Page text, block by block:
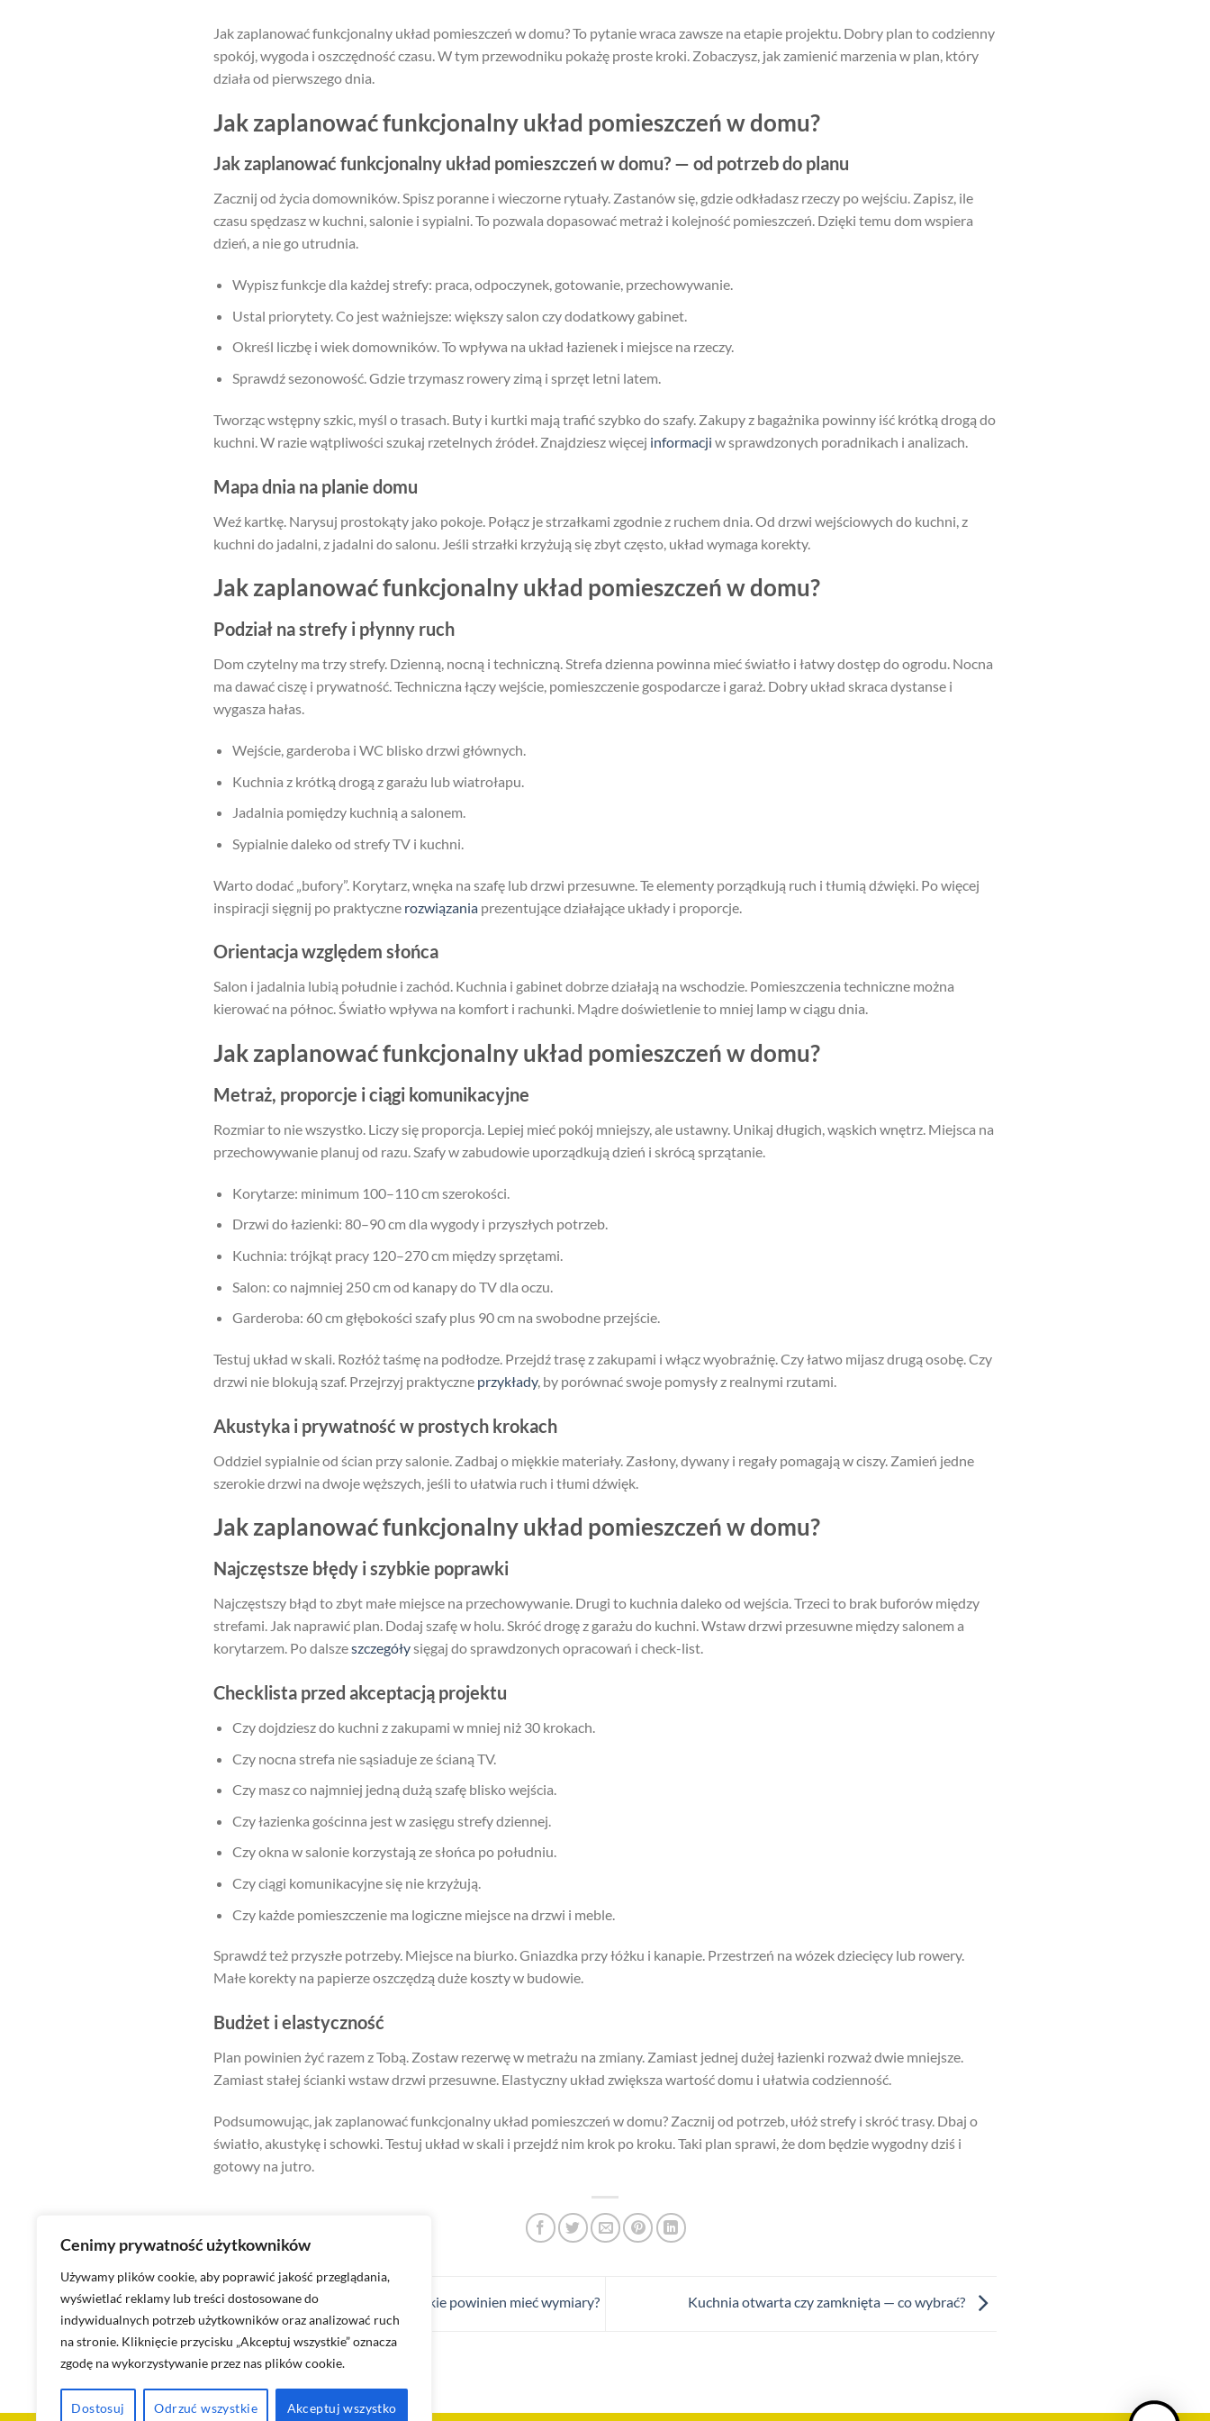
Cenimy prywatność użytkowników
Używamy plików cookie, aby poprawić jakość przeglądania,
wyświetlać reklamy lub treści dostosowane do
indywidualnych potrzeb użytkowników oraz analizować ruch
na stronie. Kliknięcie przycisku „Akceptuj wszystkie” oznacza
zgodę na wykorzystywanie przez nas plików cookie.
Dostosuj Odrzuć wszystkie Akceptuj wszystko
Jak zaplanować funkcjonalny układ pomieszczeń w domu? To pytanie wraca zawsze na etapie projektu. Dobry plan to codzienny
spokój, wygoda i oszczędność czasu. W tym przewodniku pokażę proste kroki. Zobaczysz, jak zamienić marzenia w plan, który
działa od pierwszego dnia.
Jak zaplanować funkcjonalny układ pomieszczeń w domu?
Jak zaplanować funkcjonalny układ pomieszczeń w domu? — od potrzeb do planu
Zacznij od życia domowników. Spisz poranne i wieczorne rytuały. Zastanów się, gdzie odkładasz rzeczy po wejściu. Zapisz, ile
czasu spędzasz w kuchni, salonie i sypialni. To pozwala dopasować metraż i kolejność pomieszczeń. Dzięki temu dom wspiera
dzień, a nie go utrudnia.
Wypisz funkcje dla każdej strefy: praca, odpoczynek, gotowanie, przechowywanie.
Ustal priorytety. Co jest ważniejsze: większy salon czy dodatkowy gabinet.
Określ liczbę i wiek domowników. To wpływa na układ łazienek i miejsce na rzeczy.
Sprawdź sezonowość. Gdzie trzymasz rowery zimą i sprzęt letni latem.
Tworząc wstępny szkic, myśl o trasach. Buty i kurtki mają trafić szybko do szafy. Zakupy z bagażnika powinny iść krótką drogą do
kuchni. W razie wątpliwości szukaj rzetelnych źródeł. Znajdziesz więcej informacji w sprawdzonych poradnikach i analizach.
Mapa dnia na planie domu
Weź kartkę. Narysuj prostokąty jako pokoje. Połącz je strzałkami zgodnie z ruchem dnia. Od drzwi wejściowych do kuchni, z
kuchni do jadalni, z jadalni do salonu. Jeśli strzałki krzyżują się zbyt często, układ wymaga korekty.
Jak zaplanować funkcjonalny układ pomieszczeń w domu?
Podział na strefy i płynny ruch
Dom czytelny ma trzy strefy. Dzienną, nocną i techniczną. Strefa dzienna powinna mieć światło i łatwy dostęp do ogrodu. Nocna
ma dawać ciszę i prywatność. Techniczna łączy wejście, pomieszczenie gospodarcze i garaż. Dobry układ skraca dystanse i
wygasza hałas.
Wejście, garderoba i WC blisko drzwi głównych.
Kuchnia z krótką drogą z garażu lub wiatrołapu.
Jadalnia pomiędzy kuchnią a salonem.
Sypialnie daleko od strefy TV i kuchni.
Warto dodać „bufory”. Korytarz, wnęka na szafę lub drzwi przesuwne. Te elementy porządkują ruch i tłumią dźwięki. Po więcej
inspiracji sięgnij po praktyczne rozwiązania prezentujące działające układy i proporcje.
Orientacja względem słońca
Salon i jadalnia lubią południe i zachód. Kuchnia i gabinet dobrze działają na wschodzie. Pomieszczenia techniczne można
kierować na północ. Światło wpływa na komfort i rachunki. Mądre doświetlenie to mniej lamp w ciągu dnia.
Jak zaplanować funkcjonalny układ pomieszczeń w domu?
Metraż, proporcje i ciągi komunikacyjne
Rozmiar to nie wszystko. Liczy się proporcja. Lepiej mieć pokój mniejszy, ale ustawny. Unikaj długich, wąskich wnętrz. Miejsca na
przechowywanie planuj od razu. Szafy w zabudowie uporządkują dzień i skrócą sprzątanie.
Korytarze: minimum 100–110 cm szerokości.
Drzwi do łazienki: 80–90 cm dla wygody i przyszłych potrzeb.
Kuchnia: trójkąt pracy 120–270 cm między sprzętami.
Salon: co najmniej 250 cm od kanapy do TV dla oczu.
Garderoba: 60 cm głębokości szafy plus 90 cm na swobodne przejście.
Testuj układ w skali. Rozłóż taśmę na podłodze. Przejdź trasę z zakupami i włącz wyobraźnię. Czy łatwo mijasz drugą osobę. Czy
drzwi nie blokują szaf. Przejrzyj praktyczne przykłady, by porównać swoje pomysły z realnymi rzutami.
Akustyka i prywatność w prostych krokach
Oddziel sypialnie od ścian przy salonie. Zadbaj o miękkie materiały. Zasłony, dywany i regały pomagają w ciszy. Zamień jedne
szerokie drzwi na dwoje węższych, jeśli to ułatwia ruch i tłumi dźwięk.
Jak zaplanować funkcjonalny układ pomieszczeń w domu?
Najczęstsze błędy i szybkie poprawki
Najczęstszy błąd to zbyt małe miejsce na przechowywanie. Drugi to kuchnia daleko od wejścia. Trzeci to brak buforów między
strefami. Jak naprawić plan. Dodaj szafę w holu. Skróć drogę z garażu do kuchni. Wstaw drzwi przesuwne między salonem a
korytarzem. Po dalszeszczegółysięgaj do sprawdzonych opracowań i check-list.
Checklista przed akceptacją projektu
Czy dojdziesz do kuchni z zakupami w mniej niż 30 krokach.
Czy nocna strefa nie sąsiaduje ze ścianą TV.
Czy masz co najmniej jedną dużą szafę blisko wejścia.
Czy łazienka gościnna jest w zasięgu strefy dziennej.
Czy okna w salonie korzystają ze słońca po południu.
Czy ciągi komunikacyjne się nie krzyżują.
Czy każde pomieszczenie ma logiczne miejsce na drzwi i meble.
Sprawdź też przyszłe potrzeby. Miejsce na biurko. Gniazdka przy łóżku i kanapie. Przestrzeń na wózek dziecięcy lub rowery.
Małe korekty na papierze oszczędzą duże koszty w budowie.
Budżet i elastyczność
Plan powinien żyć razem z Tobą. Zostaw rezerwę w metrażu na zmiany. Zamiast jednej dużej łazienki rozważ dwie mniejsze.
Zamiast stałej ścianki wstaw drzwi przesuwne. Elastyczny układ zwiększa wartość domu i ułatwia codzienność.
Podsumowując, jak zaplanować funkcjonalny układ pomieszczeń w domu? Zacznij od potrzeb, ułóż strefy i skróć trasy. Dbaj o
światło, akustykę i schowki. Testuj układ w skali i przejdź nim krok po kroku. Taki plan sprawi, że dom będzie wygodny dziś i
gotowy na jutro.
Garaż dwustanowiskowy — jakie powinien mieć wymiary? Kuchnia otwarta czy zamknięta — co wybrać?